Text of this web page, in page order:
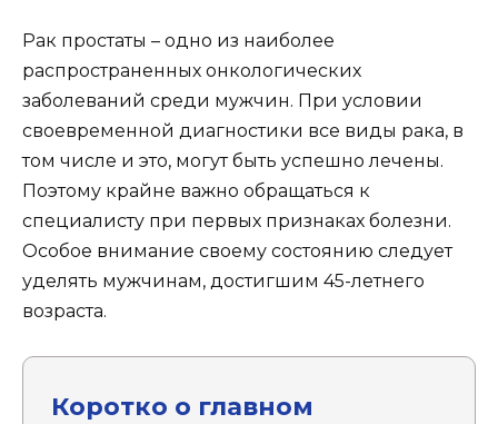
Рак простаты – одно из наиболее
распространенных онкологических
заболеваний среди мужчин. При условии
своевременной диагностики все виды рака, в
том числе и это, могут быть успешно лечены.
Поэтому крайне важно обращаться к
специалисту при первых признаках болезни.
Особое внимание своему состоянию следует
уделять мужчинам, достигшим 45-летнего
возраста.
Коротко о главном